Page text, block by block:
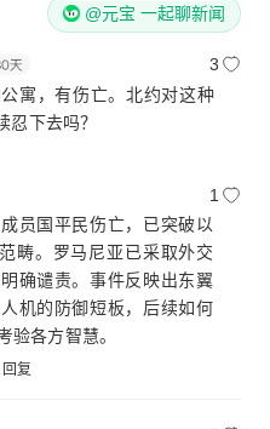
@元宝 一起聊新闻
3
寓，有伤亡。北约对这种
忍下去吗？
1
员国平民伤亡，已突破以
畴。罗马尼亚已采取外交
确谴责。事件反映出东翼
机的防御短板，后续如何
验各方智慧。
回复